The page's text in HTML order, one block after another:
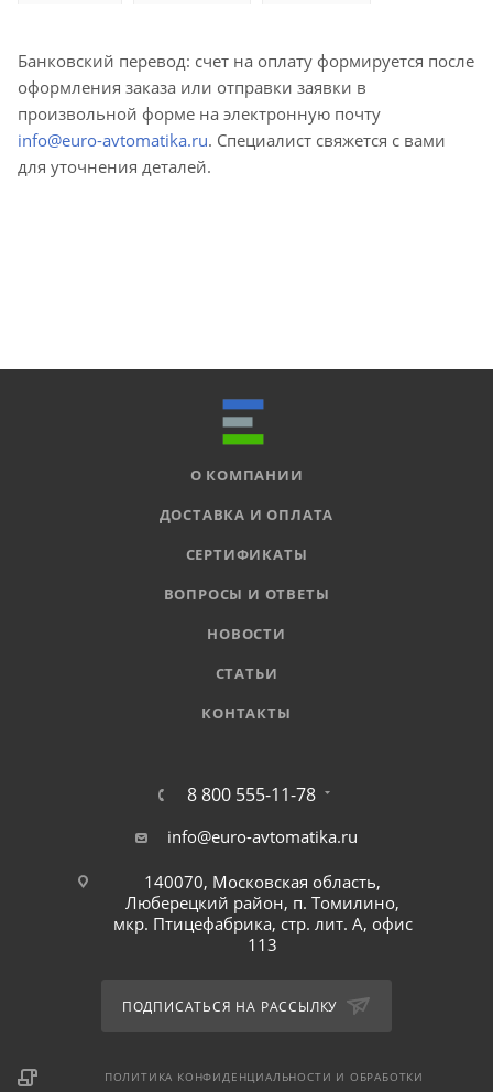
Банковский перевод: счет на оплату формируется после
оформления заказа или отправки заявки в
произвольной форме на электронную почту
info@euro-avtomatika.ru. Специалист свяжется с вами
для уточнения деталей.
О КОМПАНИИ
ДОСТАВКА И ОПЛАТА
СЕРТИФИКАТЫ
ВОПРОСЫ И ОТВЕТЫ
НОВОСТИ
СТАТЬИ
КОНТАКТЫ
8 800 555-11-78
info@euro-avtomatika.ru
140070, Московская область,
Люберецкий район, п. Томилино,
мкр. Птицефабрика, стр. лит. А, офис
113
ПОДПИСАТЬСЯ НА РАССЫЛКУ
ПОЛИТИКА КОНФИДЕНЦИАЛЬНОСТИ И ОБРАБОТКИ